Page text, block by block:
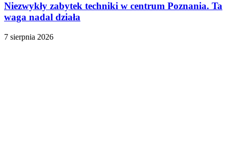
Niezwykły zabytek techniki w centrum Poznania. Ta
waga nadal działa
7 sierpnia 2026